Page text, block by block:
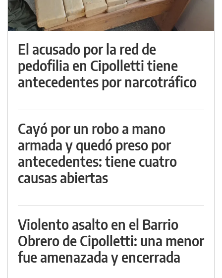
El acusado por la red de
pedofilia en Cipolletti tiene
antecedentes por narcotráfico
Cayó por un robo a mano
armada y quedó preso por
antecedentes: tiene cuatro
causas abiertas
Violento asalto en el Barrio
Obrero de Cipolletti: una menor
fue amenazada y encerrada